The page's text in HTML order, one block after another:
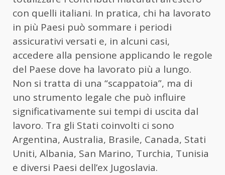
con quelli italiani. In pratica, chi ha lavorato
in più Paesi può sommare i periodi
assicurativi versati e, in alcuni casi,
accedere alla pensione applicando le regole
del Paese dove ha lavorato più a lungo.
Non si tratta di una “scappatoia”, ma di
uno strumento legale che può influire
significativamente sui tempi di uscita dal
lavoro. Tra gli Stati coinvolti ci sono
Argentina, Australia, Brasile, Canada, Stati
Uniti, Albania, San Marino, Turchia, Tunisia
e diversi Paesi dell’ex Jugoslavia.